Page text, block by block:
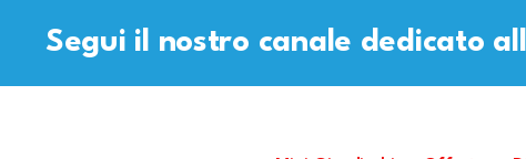
Segui il nostro canale dedicato